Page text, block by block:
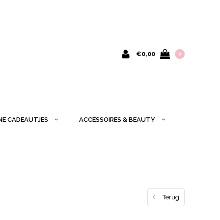
€0,00 0
CADEAUTJES ACCESSOIRES & BEAUTY
Terug